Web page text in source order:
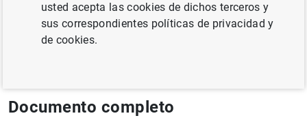
Publicado en: The World Bank Economic
Review, Volume 36, Issue 3, August 2022, pp.
709–733
Documento completo
usted acepta las cookies de dichos terceros y
sus correspondientes políticas de privacidad y
de cookies.